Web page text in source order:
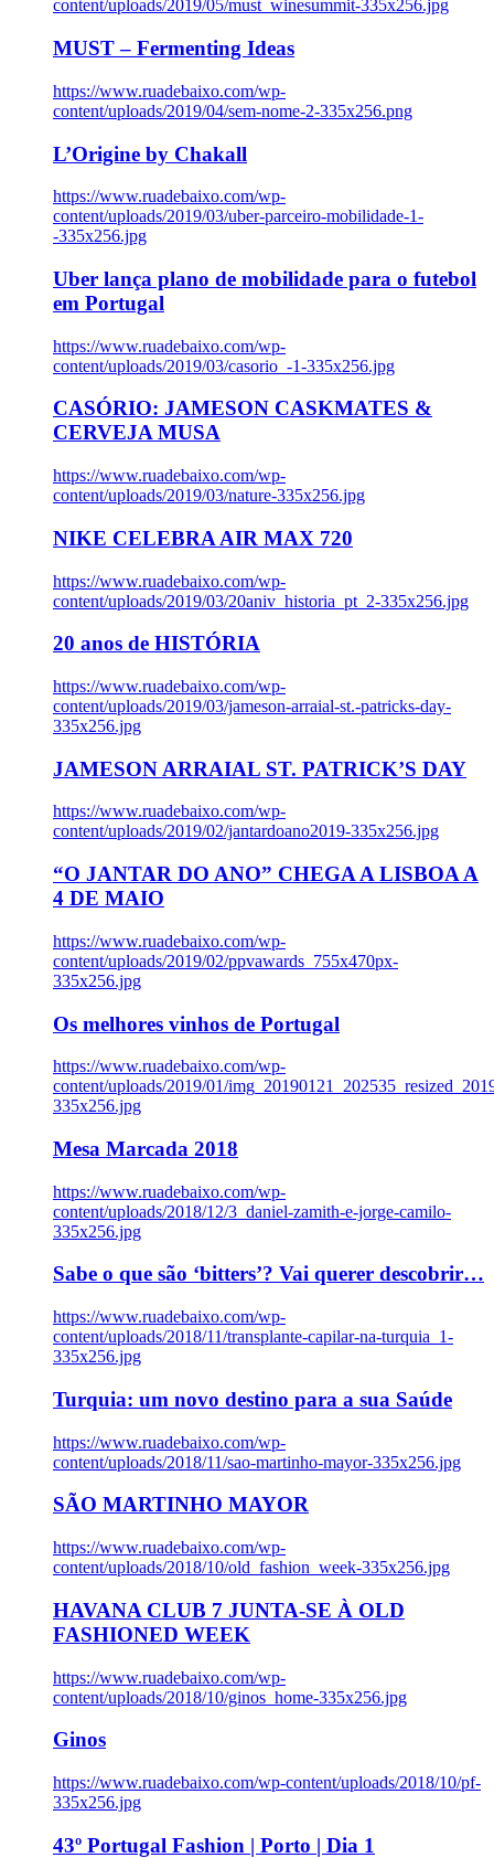
content/uploads/2019/05/must_winesummit-335x256.jpg
MUST – Fermenting Ideas
https://www.ruadebaixo.com/wp-
content/uploads/2019/04/sem-nome-2-335x256.png
L’Origine by Chakall
https://www.ruadebaixo.com/wp-
content/uploads/2019/03/uber-parceiro-mobilidade-1-
-335x256.jpg
Uber lança plano de mobilidade para o futebol
em Portugal
https://www.ruadebaixo.com/wp-
content/uploads/2019/03/casorio_-1-335x256.jpg
CASÓRIO: JAMESON CASKMATES &
CERVEJA MUSA
https://www.ruadebaixo.com/wp-
content/uploads/2019/03/nature-335x256.jpg
NIKE CELEBRA AIR MAX 720
https://www.ruadebaixo.com/wp-
content/uploads/2019/03/20aniv_historia_pt_2-335x256.jpg
20 anos de HISTÓRIA
https://www.ruadebaixo.com/wp-
content/uploads/2019/03/jameson-arraial-st.-patricks-day-
335x256.jpg
JAMESON ARRAIAL ST. PATRICK’S DAY
https://www.ruadebaixo.com/wp-
content/uploads/2019/02/jantardoano2019-335x256.jpg
“O JANTAR DO ANO” CHEGA A LISBOA A
4 DE MAIO
https://www.ruadebaixo.com/wp-
content/uploads/2019/02/ppvawards_755x470px-
335x256.jpg
Os melhores vinhos de Portugal
https://www.ruadebaixo.com/wp-
content/uploads/2019/01/
335x256.jpg
Mesa Marcada 2018
https://www.ruadebaixo.com/wp-
content/uploads/2018/12/3_daniel-zamith-e-jorge-camilo-
335x256.jpg
Sabe o que são ‘bitters’? Vai querer descobrir…
https://www.ruadebaixo.com/wp-
content/uploads/2018/11/transplante-capilar-na-turquia_1-
335x256.jpg
Turquia: um novo destino para a sua Saúde
https://www.ruadebaixo.com/wp-
content/uploads/2018/11/sao-martinho-mayor-335x256.jpg
SÃO MARTINHO MAYOR
https://www.ruadebaixo.com/wp-
content/uploads/2018/10/old_fashion_week-335x256.jpg
HAVANA CLUB 7 JUNTA-SE À OLD
FASHIONED WEEK
https://www.ruadebaixo.com/wp-
content/uploads/2018/10/ginos_home-335x256.jpg
Ginos
https://www.ruadebaixo.com/wp-content/uploads/2018/10/pf-
335x256.jpg
43º Portugal Fashion | Porto | Dia 1